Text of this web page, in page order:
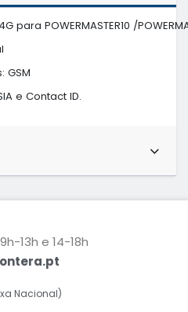
para POWERMASTER10 /
GSM
13h e 14-18h
Nacional)